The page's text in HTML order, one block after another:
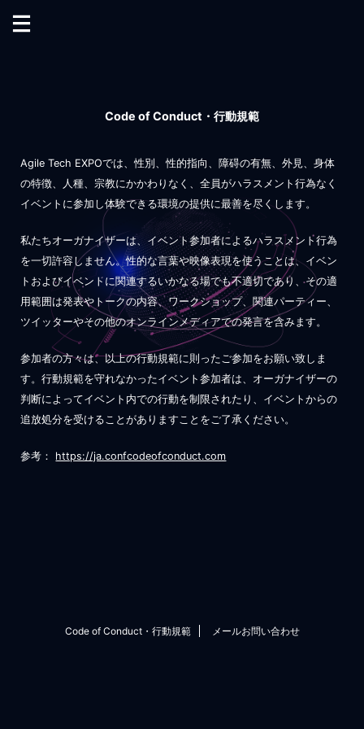
Code of Conduct・行動規範
Agile Tech EXPOでは、性別、性的指向、障碍の有無、外見、身体
の特徴、人種、宗教にかかわりなく、全員がハラスメント行為なく
イベントに参加し体験できる環境の提供に最善を尽くします。
私たちオーガナイザーは、イベント参加者によるハラスメント行為
を一切許容しません。性的な言葉や映像表現を使うことは、イベン
トおよびイベントに関連するいかなる場でも不適切であり、その適
用範囲は発表やトークの内容、ワークショップ、関連パーティー、
ツイッターやその他のオンラインメディアでの発言を含みます。
参加者の方々は、以上の行動規範に則ったご参加をお願い致しま
す。行動規範を守れなかったイベント参加者は、オーガナイザーの
判断によってイベント内での行動を制限されたり、イベントからの
追放処分を受けることがありますことをご了承ください。
参考： https://ja.confcodeofconduct.com
Code of Conduct・行動規範 メールお問い合わせ